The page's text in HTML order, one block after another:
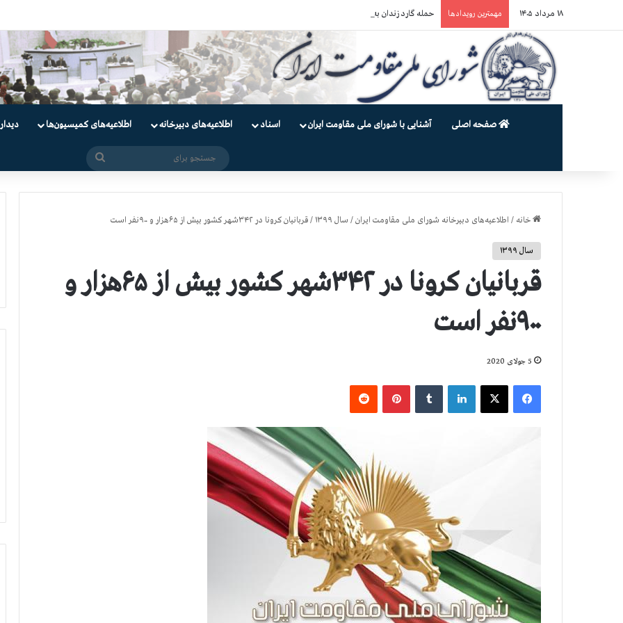
۱۸ مرداد ۱۴۰۵ مهمترین رویدادها حمله گارد زندان به سالنهای ۳ و ۴ بند ۷ اوین و اعمال فشار بر زندانیان سیاسی در شهرهای مختلف
صفحه اصلی آشنایی با شورای ملی مقاومت ایران اسناد اطلاعیه‌های دبیرخانه اطلاعیه‌های کمیسیون‌‌ها
خانه / اطلاعیه‌های دبیرخانه شورای ملی مقاومت ایران/ سال ۱۳۹۹ /قربانیان کرونا در ۳۴۲شهر کشور بیش از ۶۵هزار و ۹۰۰نفر است
سال ۱۳۹۹
قربانیان کرونا در ۳۴۲شهر کشور بیش از ۶۵هزار و
۹۰۰نفر است
5 جولای 2020
فیس بوک X ‫پین‌ترست